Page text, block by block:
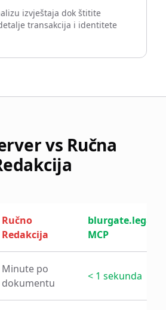
izvještaja dok štitite
transakcija i identitete
vs Ručna
Ručno
Redakcija
blurgate.legal
MCP
Minute po
dokumentu
< 1 sekunda